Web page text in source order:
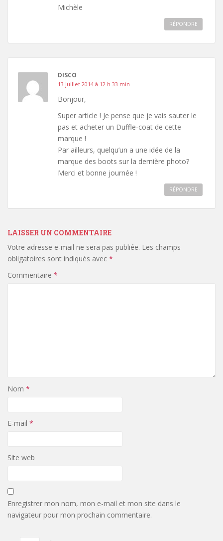
Michèle
RÉPONDRE
DISCO
13 juillet 2014 à 12 h 33 min
Bonjour,
Super article ! Je pense que je vais sauter le
pas et acheter un Duffle-coat de cette
marque !
Par ailleurs, quelqu’un a une idée de la
marque des boots sur la dernière photo?
Merci et bonne journée !
RÉPONDRE
LAISSER UN COMMENTAIRE
Votre adresse e-mail ne sera pas publiée. Les champs
obligatoires sont indiqués avec *
Commentaire *
Nom *
E-mail *
Site web
Enregistrer mon nom, mon e-mail et mon site dans le
navigateur pour mon prochain commentaire.